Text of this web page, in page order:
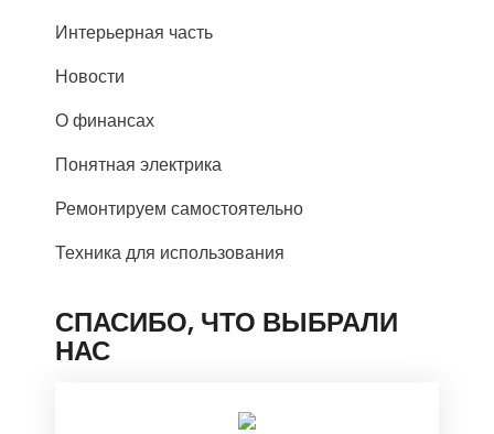
Интерьерная часть
Новости
О финансах
Понятная электрика
Ремонтируем самостоятельно
Техника для использования
СПАСИБО, ЧТО ВЫБРАЛИ
НАС